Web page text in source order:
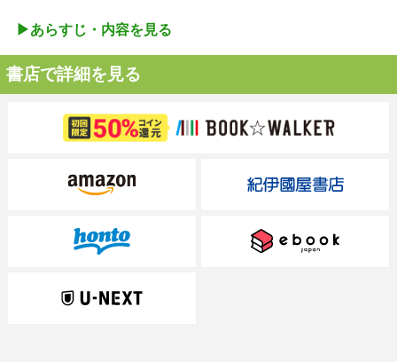
▶︎あらすじ・内容を見る
書店で詳細を見る